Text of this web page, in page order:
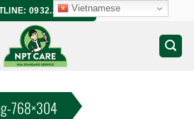
0932.266.458
768×304
Vietnamese